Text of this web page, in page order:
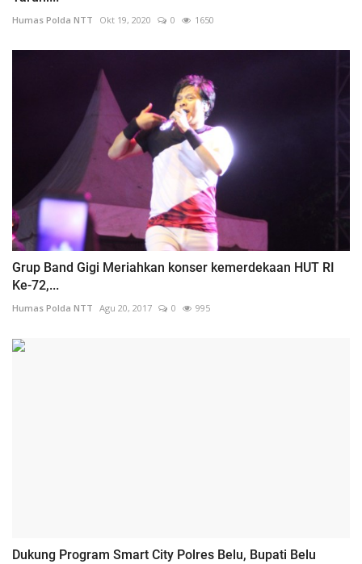
Humas Polda NTT Okt 19, 2020 0 1650
Grup Band Gigi Meriahkan konser kemerdekaan HUT RI
Ke-72,...
Humas Polda NTT Agu 20, 2017 0 995
Dukung Program Smart City Polres Belu, Bupati Belu